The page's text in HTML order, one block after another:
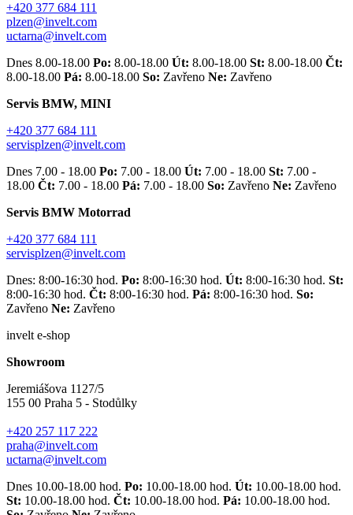
+420 377 684 111
plzen@invelt.com
uctarna@invelt.com
Dnes 8.00-18.00 Po: 8.00-18.00 Út: 8.00-18.00 St: 8.00-18.00 Čt:
8.00-18.00 Pá: 8.00-18.00 So: Zavřeno Ne: Zavřeno
Servis BMW, MINI
+420 377 684 111
servisplzen@invelt.com
Dnes 7.00 - 18.00 Po: 7.00 - 18.00 Út: 7.00 - 18.00 St: 7.00 -
18.00 Čt: 7.00 - 18.00 Pá: 7.00 - 18.00 So: Zavřeno Ne: Zavřeno
Servis BMW Motorrad
+420 377 684 111
servisplzen@invelt.com
Dnes: 8:00-16:30 hod. Po: 8:00-16:30 hod. Út: 8:00-16:30 hod. St:
8:00-16:30 hod. Čt: 8:00-16:30 hod. Pá: 8:00-16:30 hod. So:
Zavřeno Ne: Zavřeno
invelt e-shop
Showroom
Jeremiášova 1127/5
155 00 Praha 5 - Stodůlky
+420 257 117 222
praha@invelt.com
uctarna@invelt.com
Dnes 10.00-18.00 hod. Po: 10.00-18.00 hod. Út: 10.00-18.00 hod.
St: 10.00-18.00 hod. Čt: 10.00-18.00 hod. Pá: 10.00-18.00 hod.